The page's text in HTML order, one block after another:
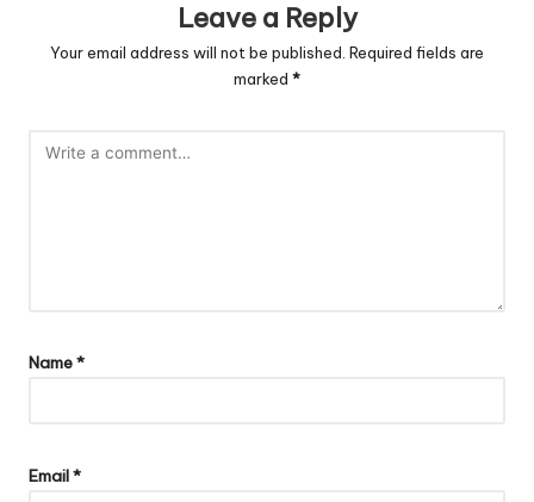
Leave a Reply
Your email address will not be published. Required fields are
marked *
Name*
Email*